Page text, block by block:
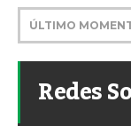
ÚLTIMO
Redes